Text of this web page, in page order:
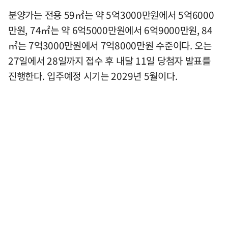
분양가는 전용 59㎡는 약 5억3000만원에서 5억6000
만원, 74㎡는 약 6억5000만원에서 6억9000만원, 84
㎡는 7억3000만원에서 7억8000만원 수준이다. 오는
27일에서 28일까지 접수 후 내달 11일 당첨자 발표를
진행한다. 입주예정 시기는 2029년 5월이다.